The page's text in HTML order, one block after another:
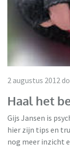
2 augustus 2012
Haal het
Gijs Jansen is
hier zijn tips en
nog meer inzicht